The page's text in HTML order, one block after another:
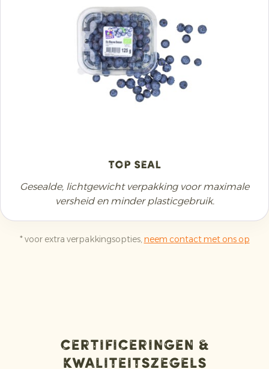
Top Seal
Gesealde, lichtgewicht verpakking voor maximale
versheid en minder plasticgebruik.
* voor extra verpakkingsopties, neem contact met ons op
Certificeringen &
kwaliteitszegels